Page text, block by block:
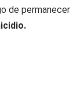
de permanecer